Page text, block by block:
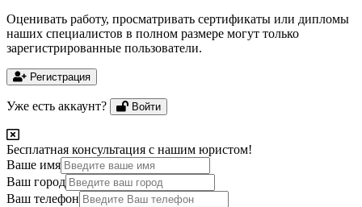
Оценивать работу, просматривать сертификаты или дипломы
наших специалистов в полном размере могут только
зарегистрированные пользователи.
Регистрация
Уже есть аккаунт? Войти
Бесплатная консультация с нашим юристом!
Ваше имя
Ваш город
Ваш телефон